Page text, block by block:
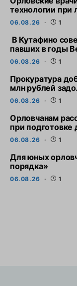
технологии при
06.08.26 1
В Кутафино
павших в годы
06.08.26 1
Прокуратура
млн рублей
06.08.26 1
Орловчанам
при подготовке
06.08.26 1
Для юных
порядка»
06.08.26 1